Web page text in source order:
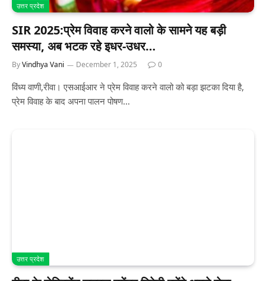
उत्तर प्रदेश
SIR 2025:प्रेम विवाह करने वालो के सामने यह बड़ी
समस्या, अब भटक रहे इधर-उधर…
ByVindhya Vani December 1, 2025 0
विंध्य वाणी,रीवा। एसआईआर ने प्रेम विवाह करने वालो को बड़ा झटका दिया है,
प्रेम विवाह के बाद अपना पालन पोषण…
उत्तर प्रदेश